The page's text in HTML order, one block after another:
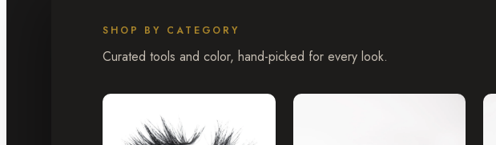
SHOP BY CATEGORY
Curated tools and color, hand-picked for every look.